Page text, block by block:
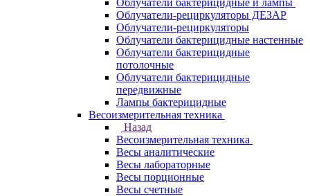
Облучатели бактерицидные и лампы
Облучатели-рециркуляторы ДЕЗАР
Облучатели-рециркуляторы
Облучатели бактерицидные настенные
Облучатели бактерицидные
потолочные
Облучатели бактерицидные
передвижные
Лампы бактерицидные
Весоизмерительная техника
Назад
Весоизмерительная техника
Весы аналитические
Весы лабораторные
Весы порционные
Весы счетные